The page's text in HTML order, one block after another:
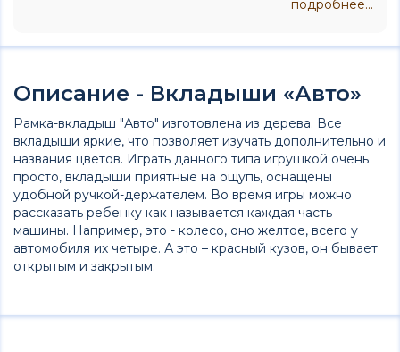
подробнее...
Описание - Вкладыши «Авто»
Рамка-вкладыш "Авто" изготовлена из дерева. Все
вкладыши яркие, что позволяет изучать дополнительно и
названия цветов. Играть данного типа игрушкой очень
просто, вкладыши приятные на ощупь, оснащены
удобной ручкой-держателем. Во время игры можно
рассказать ребенку как называется каждая часть
машины. Например, это - колесо, оно желтое, всего у
автомобиля их четыре. А это – красный кузов, он бывает
открытым и закрытым.